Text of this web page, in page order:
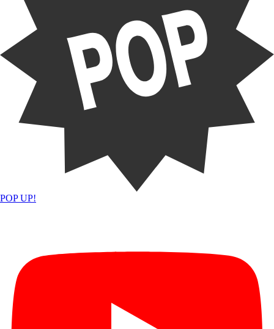
POP UP!